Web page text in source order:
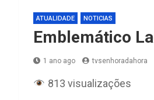
ATUALIDADE NOTICIAS
Emblemático
1 ano ago tvsenhoradahora
813 visualizações